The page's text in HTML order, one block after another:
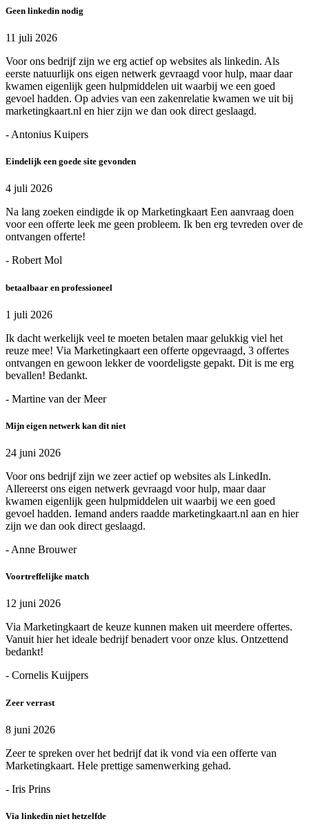
Geen linkedin nodig
11 juli 2026
Voor ons bedrijf zijn we erg actief op websites als linkedin. Als
eerste natuurlijk ons eigen netwerk gevraagd voor hulp, maar daar
kwamen eigenlijk geen hulpmiddelen uit waarbij we een goed
gevoel hadden. Op advies van een zakenrelatie kwamen we uit bij
marketingkaart.nl en hier zijn we dan ook direct geslaagd.
- Antonius Kuipers
Eindelijk een goede site gevonden
4 juli 2026
Na lang zoeken eindigde ik op Marketingkaart Een aanvraag doen
voor een offerte leek me geen probleem. Ik ben erg tevreden over de
ontvangen offerte!
- Robert Mol
betaalbaar en professioneel
1 juli 2026
Ik dacht werkelijk veel te moeten betalen maar gelukkig viel het
reuze mee! Via Marketingkaart een offerte opgevraagd, 3 offertes
ontvangen en gewoon lekker de voordeligste gepakt. Dit is me erg
bevallen! Bedankt.
- Martine van der Meer
Mijn eigen netwerk kan dit niet
24 juni 2026
Voor ons bedrijf zijn we zeer actief op websites als LinkedIn.
Allereerst ons eigen netwerk gevraagd voor hulp, maar daar
kwamen eigenlijk geen hulpmiddelen uit waarbij we een goed
gevoel hadden. Iemand anders raadde marketingkaart.nl aan en hier
zijn we dan ook direct geslaagd.
- Anne Brouwer
Voortreffelijke match
12 juni 2026
Via Marketingkaart de keuze kunnen maken uit meerdere offertes.
Vanuit hier het ideale bedrijf benadert voor onze klus. Ontzettend
bedankt!
- Cornelis Kuijpers
Zeer verrast
8 juni 2026
Zeer te spreken over het bedrijf dat ik vond via een offerte van
Marketingkaart. Hele prettige samenwerking gehad.
- Iris Prins
Via linkedin niet hetzelfde